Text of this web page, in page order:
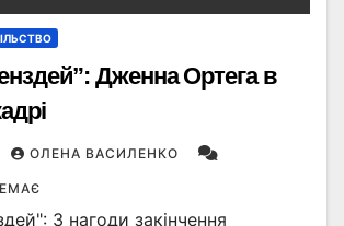
Дженна Ортега в
ОЛЕНА ВАСИЛЕНКО
З нагоди закінчення